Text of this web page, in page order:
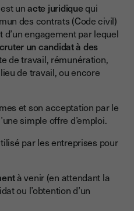
électronique
est unacte juridiquequi
des contrats (Code civil)
d’un engagement par lequel
un candidat à des
de travail, rémunération,
de travail, ou encore
et son acceptation par le
simple offre d’emploi.
par les entreprises pour
à venir (en attendant la
ou l’obtention d’un